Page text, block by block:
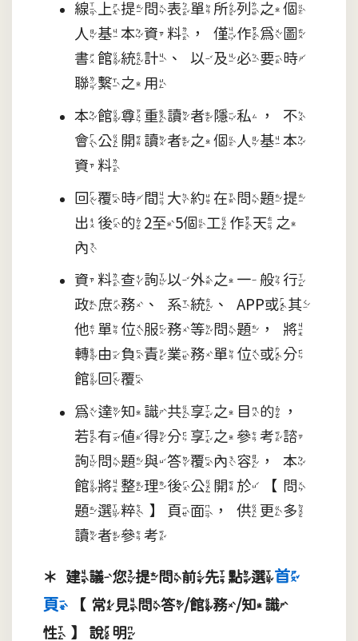
線上提問表單所列之個
人基本資料，僅作為圖
書館統計、以及必要時
聯繫之用
本館尊重讀者隱私，不
會公開讀者之個人基本
資料
回覆時間大約在問題提
出後的2至5個工作天之
內
資料查詢以外之一般行
政庶務、系統、APP或其
他單位服務等問題，將
轉由負責業務單位或分
館回覆
為達知識共享之目的，
若有值得分享之參考諮
詢問題與答覆內容，本
館將整理後公開於【問
題選粹】頁面，供更多
讀者參考
＊ 建議您提問前先點選首
頁 【常見問答/館務/知識
性】說明